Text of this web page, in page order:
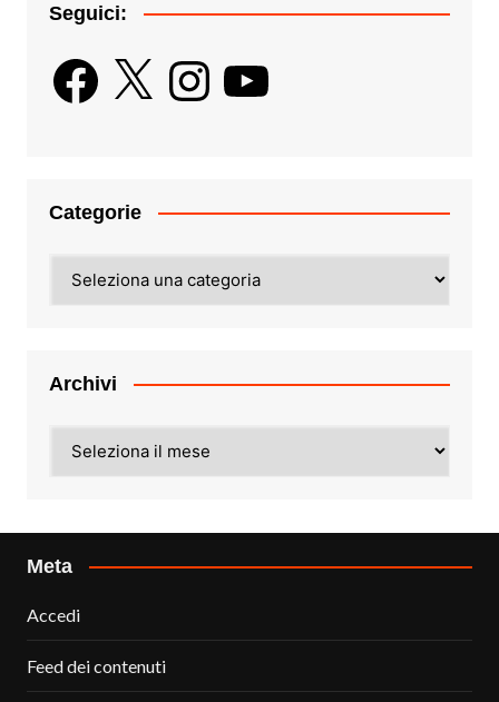
Seguici:
Facebook
X InstagramYouTube
Categorie
Archivi
Meta
Accedi
Feed dei contenuti